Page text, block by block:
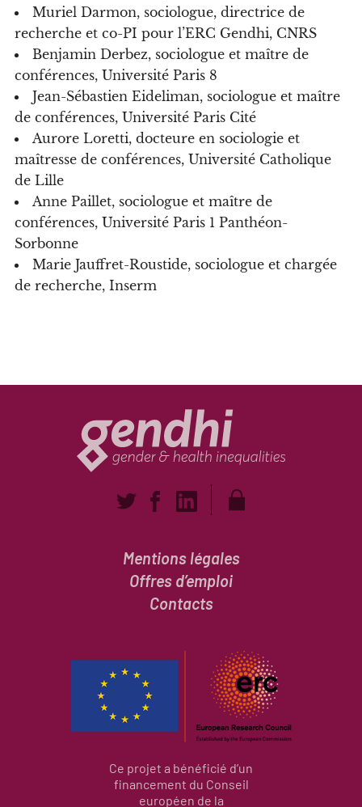
Muriel Darmon, sociologue, directrice de
recherche et co-PI pour l’ERC Gendhi, CNRS
Benjamin Derbez, sociologue et maître de
conférences, Université Paris 8
Jean-Sébastien Eideliman, sociologue et maître
de conférences, Université Paris Cité
Aurore Loretti, docteure en sociologie et
maîtresse de conférences, Université Catholique
de Lille
Anne Paillet, sociologue et maître de
conférences, Université Paris 1 Panthéon-
Sorbonne
Marie Jauffret-Roustide, sociologue et chargée
de recherche, Inserm
Mentions légales
Offres d’emploi
Contacts
Ce projet a bénéficié d’un
financement du Conseil
européen de la